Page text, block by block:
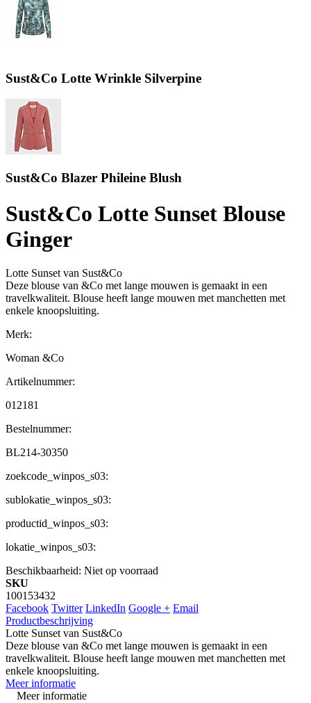
Sust&Co Lotte Wrinkle Silverpine
Sust&Co Blazer Phileine Blush
Sust&Co Lotte Sunset Blouse
Ginger
Lotte Sunset van Sust&Co
Deze blouse van &Co met lange mouwen is gemaakt in een
travelkwaliteit. Blouse heeft lange mouwen met manchetten met
enkele knoopsluiting.
Merk:
Woman &Co
Artikelnummer:
012181
Bestelnummer:
BL214-30350
zoekcode_winpos_s03:
sublokatie_winpos_s03:
productid_winpos_s03:
lokatie_winpos_s03:
Beschikbaarheid: Niet op voorraad
SKU
100153432
Facebook Twitter LinkedIn Google + Email
Productbeschrijving
Lotte Sunset van Sust&Co
Deze blouse van &Co met lange mouwen is gemaakt in een
travelkwaliteit. Blouse heeft lange mouwen met manchetten met
enkele knoopsluiting.
Meer informatie
Meer informatie